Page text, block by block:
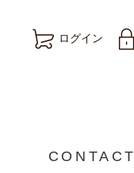
ログイン
CONTACT